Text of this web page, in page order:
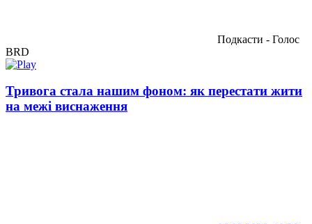
Подкасти - Голос
BRD
Тривога стала нашим фоном: як перестати жити
на межі виснаження